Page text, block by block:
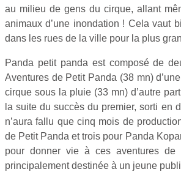
au milieu de gens du cirque, allant
animaux d’une inondation ! Cela vaut
dans les rues de la ville pour la plus
Panda petit panda est composé de
Aventures de Petit Panda (38 mn)
cirque sous la pluie (33 mn) d’autre
la suite du succès du premier, sorti en
n’aura fallu que cinq mois de
de Petit Panda et trois pour Panda
pour donner vie à ces aventures de
principalement destinée à un jeune